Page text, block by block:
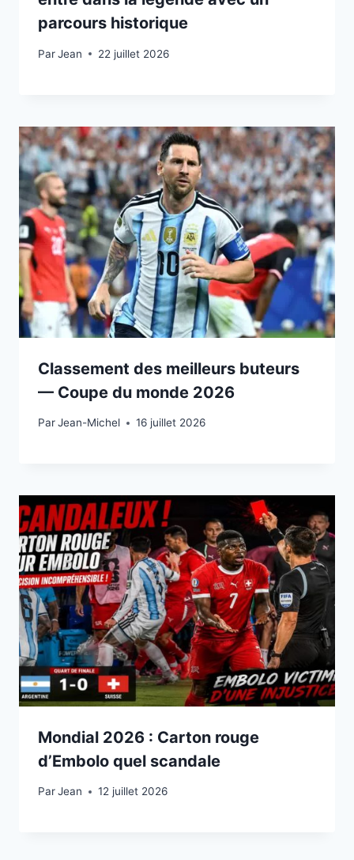
parcours historique
ParJean
22 juillet 202622 juillet 2026
Classement des meilleurs buteurs
— Coupe du monde 2026
ParJean-Michel
15 juillet 2026 16 juillet 2026
Mondial 2026 : Carton rouge
d’Embolo quel scandale
ParJean
12 juillet 202612 juillet 2026